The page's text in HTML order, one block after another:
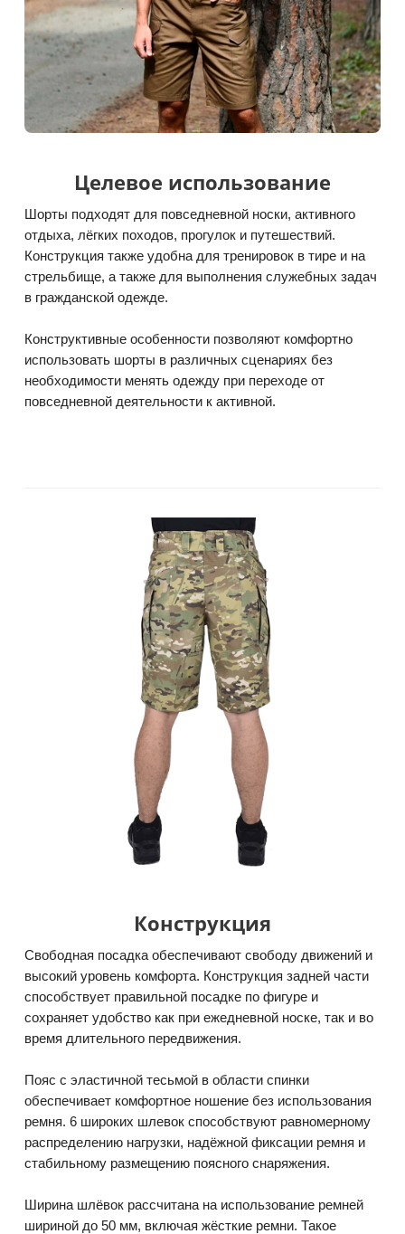
Целевое использование
Шорты подходят для повседневной носки, активного
отдыха, лёгких походов, прогулок и путешествий.
Конструкция также удобна для тренировок в тире и на
стрельбище, а также для выполнения служебных задач
в гражданской одежде.
Конструктивные особенности позволяют комфортно
использовать шорты в различных сценариях без
необходимости менять одежду при переходе от
повседневной деятельности к активной.
Конструкция
Свободная посадка обеспечивают свободу движений и
высокий уровень комфорта. Конструкция задней части
способствует правильной посадке по фигуре и
сохраняет удобство как при ежедневной носке, так и во
время длительного передвижения.
Пояс с эластичной тесьмой в области спинки
обеспечивает комфортное ношение без использования
ремня. 6 широких шлевок способствуют равномерному
распределению нагрузки, надёжной фиксации ремня и
стабильному размещению поясного снаряжения.
Ширина шлёвок рассчитана на использование ремней
шириной до 50 мм, включая жёсткие ремни. Такое